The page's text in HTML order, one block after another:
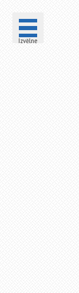
Izvēlne